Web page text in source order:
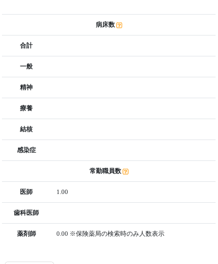
病床数
合計
一般
精神
療養
結核
感染症
常勤職員数
医師 1.00
歯科医師
薬剤師 0.00 ※保険薬局の検索時のみ人数表示